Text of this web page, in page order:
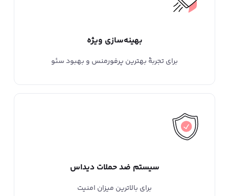
بهینه‌سازی ویژه
برای تجربۀ بهترین پرفورمنس و بهبود سئو
سیستم ضد حملات دیداس
برای بالاترین میزان امنیت